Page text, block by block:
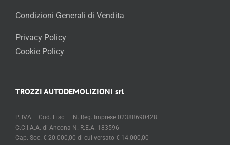
Condizioni Generali di Vendita
Privacy Policy
Cookie Policy
TROZZI AUTODEMOLIZIONI srl
P. IVA – Cod. Fisc. – N. Reg. Imprese 02388690428
C.C.I.A.A. di Ancona N. R.E.A. 183596
Cap. Soc. € 20.000,00 di cui versato € 14.000,00